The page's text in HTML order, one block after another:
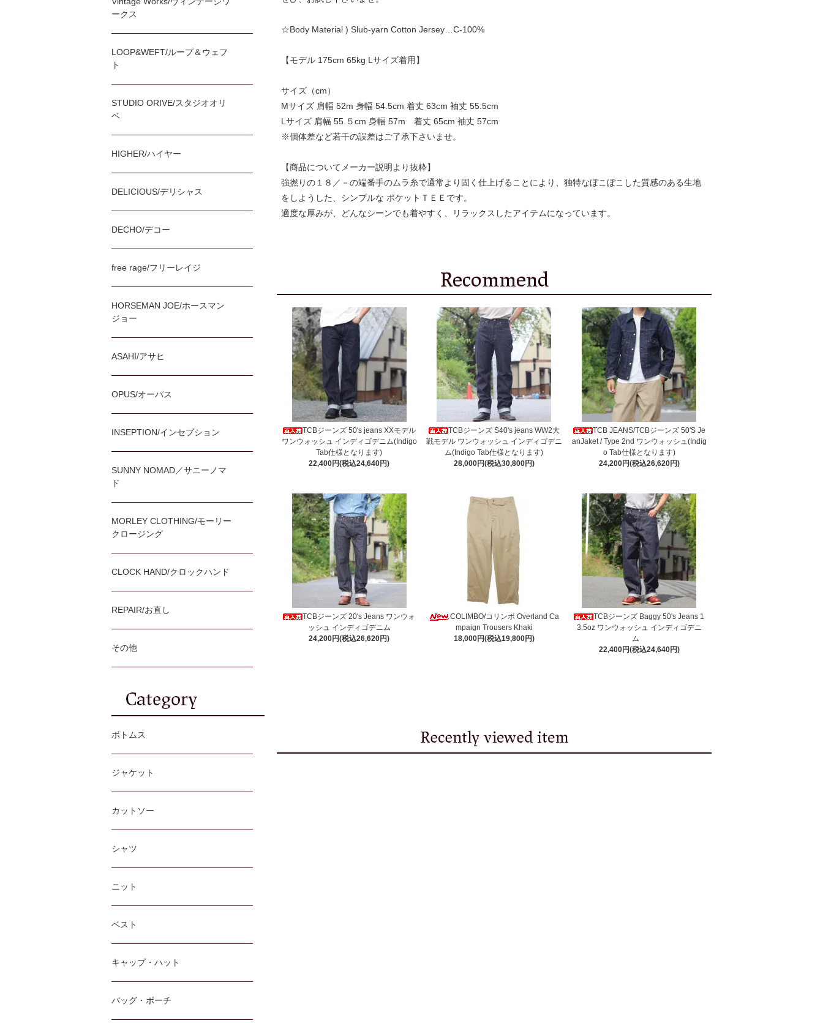
☆Body Material ) Slub-yarn Cotton Jersey…C-100%
【モデル 175cm 65kg Lサイズ着用】
サイズ（cm）
Mサイズ 肩幅 52m 身幅 54.5cm 着丈 63cm 袖丈 55.5cm
Lサイズ 肩幅 55.５cm 身幅 57m 着丈 65cm 袖丈 57cm
※個体差など若干の誤差はご了承下さいませ。
【商品についてメーカー説明より抜粋】
強撚りの１８／－の端番手のムラ糸で通常より固く仕上げることにより、独特なぼこぼこした質感のある生地
をしようした、シンプルな ポケットＴＥＥです。
適度な厚みが、どんなシーンでも着やすく、リラックスしたアイテムになっています。
TCBジーンズ 50's jeans XXモデル
ワンウォッシュ インディゴデニム(Indigo
Tab仕様となります)
22,400円(税込24,640円)
TCBジーンズ S40's jeans WW2大
戦モデル ワンウォッシュ インディゴデニ
ム(Indigo Tab仕様となります)
28,000円(税込30,800円)
TCB JEANS/TCBジーンズ 50'S Je
anJaket / Type 2nd ワンウォッシュ(Indig
o Tab仕様となります)
24,200円(税込26,620円)
TCBジーンズ 20's Jeans ワンウォ
ッシュ インディゴデニム
24,200円(税込26,620円)
COLIMBO/コリンボ Overland Ca
mpaign Trousers Khaki
18,000円(税込19,800円)
TCBジーンズ Baggy 50's Jeans 1
3.5oz ワンウォッシュ インディゴデニ
ム
22,400円(税込24,640円)
ークス
LOOP&WEFT/ループ＆ウェフ
ト
STUDIO ORIVE/スタジオオリ
ベ
HIGHER/ハイヤー
DELICIOUS/デリシャス
DECHO/デコー
free rage/フリーレイジ
HORSEMAN JOE/ホースマン
ジョー
ASAHI/アサヒ
OPUS/オーパス
INSEPTION/インセプション
SUNNY NOMAD／サニーノマ
ド
MORLEY CLOTHING/モーリー
クロージング
CLOCK HAND/クロックハンド
REPAIR/お直し
その他
ボトムス
ジャケット
カットソー
シャツ
ニット
ベスト
キャップ・ハット
バッグ・ポーチ